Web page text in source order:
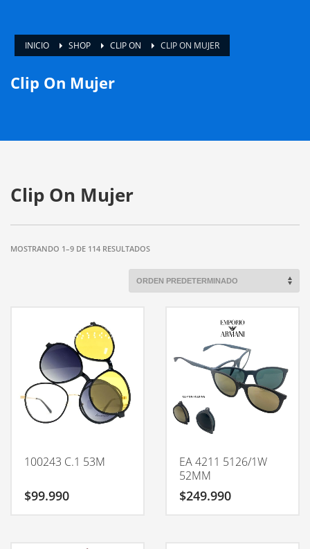
INICIO SHOP CLIP ON CLIP ON MUJER
Clip On Mujer
Clip On Mujer
MOSTRANDO 1–9 DE 114 RESULTADOS
100243 C.1 53M
$99.990
EA 4211 5126/1W
52MM
$249.990